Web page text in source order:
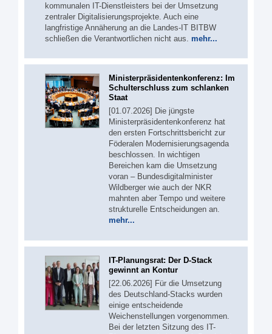
kommunalen IT-Dienstleisters bei der Umsetzung
zentraler Digitalisierungsprojekte. Auch eine
langfristige Annäherung an die Landes-IT BITBW
schließen die Verantwortlichen nicht aus. mehr...
Ministerpräsidentenkonferenz: Im
Schulterschluss zum schlanken
Staat
[01.07.2026] Die jüngste
Ministerpräsidentenkonferenz hat
den ersten Fortschrittsbericht zur
Föderalen Modernisierungsagenda
beschlossen. In wichtigen
Bereichen kam die Umsetzung
voran – Bundesdigitalminister
Wildberger wie auch der NKR
mahnten aber Tempo und weitere
strukturelle Entscheidungen an.
mehr...
IT-Planungsrat: Der D-Stack
gewinnt an Kontur
[22.06.2026] Für die Umsetzung
des Deutschland-Stacks wurden
einige entscheidende
Weichenstellungen vorgenommen.
Bei der letzten Sitzung des IT-